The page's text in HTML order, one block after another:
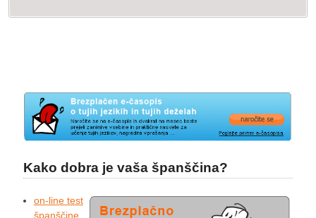
Kako dobra je vaša španščina?
on-line test
španščine,